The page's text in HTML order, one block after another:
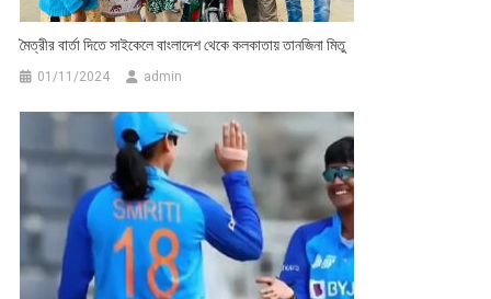
মৈত্রীর বার্তা দিতে সাইকেলে বাংলাদেশ থেকে কলকাতায় তানজিনা মিতু
01/11/2024 admin